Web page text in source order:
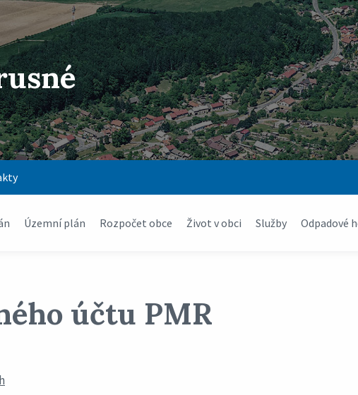
Územní plán Rozpočet obce Život v obci Služby Odpadové
účtu PMR